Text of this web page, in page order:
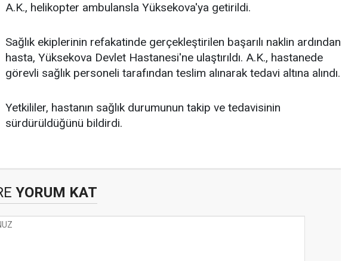
A.K., helikopter ambulansla Yüksekova'ya getirildi.
Sağlık ekiplerinin refakatinde gerçekleştirilen başarılı naklin ardından
hasta, Yüksekova Devlet Hastanesi'ne ulaştırıldı. A.K., hastanede
görevli sağlık personeli tarafından teslim alınarak tedavi altına alındı.
Yetkililer, hastanın sağlık durumunun takip ve tedavisinin
sürdürüldüğünü bildirdi.
YORUM KAT